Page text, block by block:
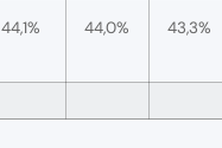
44,1% 44,0% 43,3%